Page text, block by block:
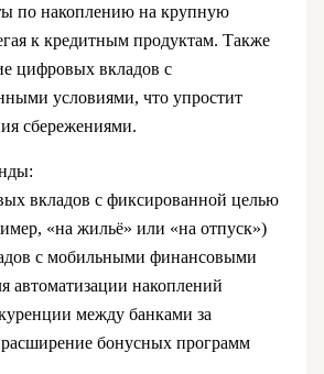
по накоплению на крупную
к кредитным продуктам. Также
цифровых вкладов с
условиями, что упростит
сбережениями.
вкладов с фиксированной целью
«на жильё» или «на отпуск»)
с мобильными финансовыми
автоматизации накоплений
между банками за
расширение бонусных программ